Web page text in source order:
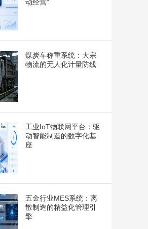
动经营”
煤炭车称重系统：大宗
物流的无人化计量防线
工业IoT物联网平台：驱
动智能制造的数字化基
座
五金行业MES系统：离
散制造的精益化管理引
擎